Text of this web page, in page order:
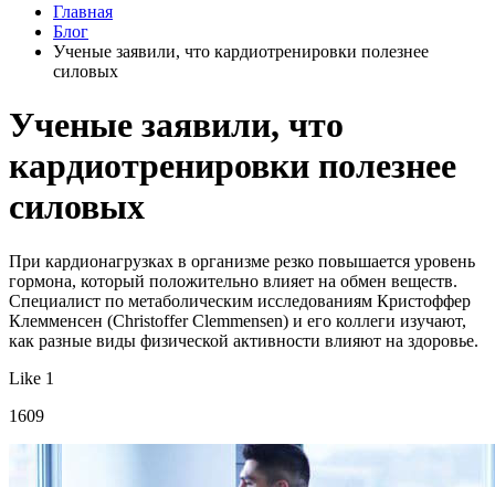
Главная
Блог
Ученые заявили, что кардиотренировки полезнее
силовых
Ученые заявили, что
кардиотренировки полезнее
силовых
При кардионагрузках в организме резко повышается уровень
гормона, который положительно влияет на обмен веществ.
Специалист по метаболическим исследованиям Кристоффер
Клемменсен (Christoffer Clemmensen) и его коллеги изучают,
как разные виды физической активности влияют на здоровье.
Like 1
1609